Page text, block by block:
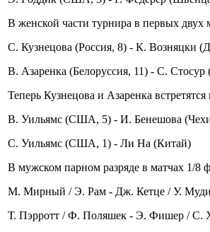
В женской части турнира в первых двух
С. Кузнецова (Россия, 8) - К. Возняцки
В. Азаренка (Белоруссия, 11) - С. Стосур
Теперь Кузнецова и Азаренка
В. Уильямс (США, 5) - И. Бенешова
С. Уильямс (США, 1) - Ли На (Китай)
В мужском парном разряде в матчах 1/8
М. Мирный / Э. Рам - Дж. Кетце / У. Муди
Т. Пэрротт / Ф. Поляшек - Э. Фишер / С.